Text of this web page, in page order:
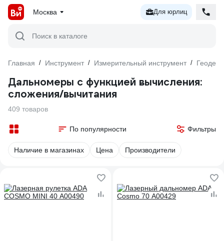
Москва Для юрлиц
Поиск в каталоге
Главная / Инструмент / Измерительный инструмент /
Дальномеры с функцией вычисления:
сложения/вычитания
409 товаров
По популярности Фильтры
Наличие в магазинах Цена Производители